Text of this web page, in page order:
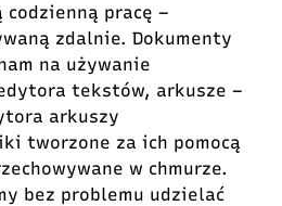
codzienną pracę –
zdalnie. Dokumenty
na używanie
tekstów, arkusze –
arkuszy
tworzone za ich pomocą
w chmurze.
bez problemu udzielać